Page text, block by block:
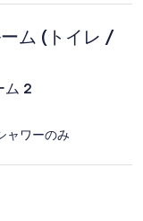
ム (トイレ /
ム 2
ャワーのみ